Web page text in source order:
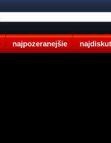
najpozeranejšie